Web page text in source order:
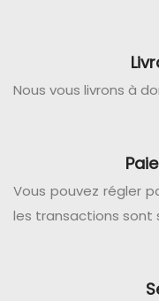
Nous vous livrons à
Vous pouvez régler
les transactions sont